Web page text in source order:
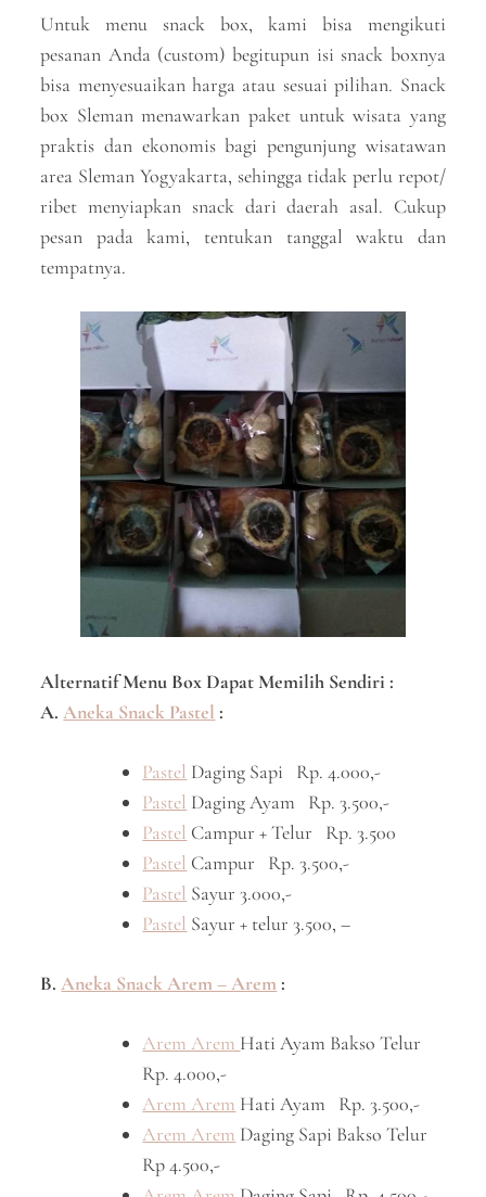
Untuk menu snack box, kami bisa mengikuti
pesanan Anda (custom) begitupun isi snack boxnya
bisa menyesuaikan harga atau sesuai pilihan. Snack
box Sleman menawarkan paket untuk wisata yang
praktis dan ekonomis bagi pengunjung wisatawan
area Sleman Yogyakarta, sehingga tidak perlu repot/
ribet menyiapkan snack dari daerah asal. Cukup
pesan pada kami, tentukan tanggal waktu dan
tempatnya.
Alternatif Menu Box Dapat Memilih Sendiri :
A.Aneka Snack Pastel :
Pastel Daging Sapi Rp. 4.000,-
Pastel Daging Ayam Rp. 3.500,-
Pastel Campur + Telur Rp. 3.500
Pastel Campur Rp. 3.500,-
Pastel Sayur 3.000,-
Pastel Sayur + telur 3.500, –
B.Aneka Snack Arem – Arem :
Arem Arem Hati Ayam Bakso Telur
Rp. 4.000,-
Arem Arem Hati Ayam Rp. 3.500,-
Arem Arem Daging Sapi Bakso Telur
Rp 4.500,-